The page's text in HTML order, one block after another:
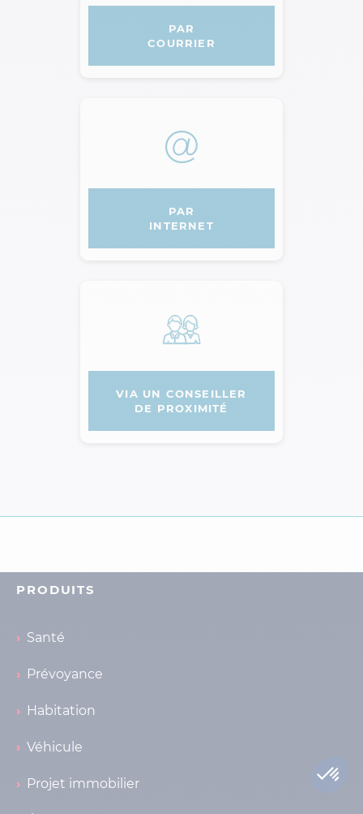
PAR
COURRIER
PAR
INTERNET
VIA UN CONSEILLER
DE PROXIMITÉ
PRODUITS
Santé
Prévoyance
Habitation
Véhicule
Projet immobilier